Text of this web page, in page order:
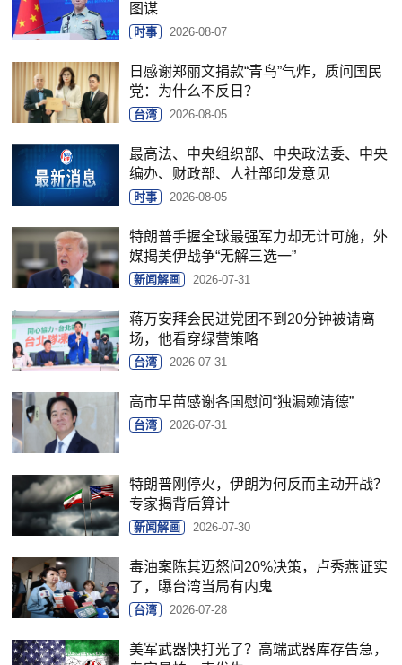
图谋
时事 2026-08-07
日感谢郑丽文捐款“青鸟”气炸，质问国民
党：为什么不反日？
台湾 2026-08-05
最高法、中央组织部、中央政法委、中央
编办、财政部、人社部印发意见
时事 2026-08-05
特朗普手握全球最强军力却无计可施，外
媒揭美伊战争“无解三选一”
新闻解画 2026-07-31
蒋万安拜会民进党团不到20分钟被请离
场，他看穿绿营策略
台湾 2026-07-31
高市早苗感谢各国慰问“独漏赖清德”
台湾 2026-07-31
特朗普刚停火，伊朗为何反而主动开战？
专家揭背后算计
新闻解画 2026-07-30
毒油案陈其迈怒问20%决策，卢秀燕证实
了，曝台湾当局有内鬼
台湾 2026-07-28
美军武器快打光了？高端武器库存告急，